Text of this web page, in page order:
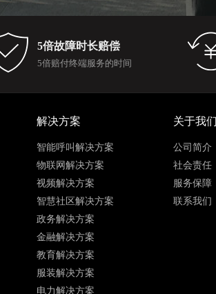
5倍故障时长赔偿
5倍赔付终端服务的时间
解决方案
智能呼叫解决方案
物联网解决方案
视频解决方案
智慧社区解决方案
政务解决方案
金融解决方案
教育解决方案
服装解决方案
电力解决方案
关于我们
公司简介
社会责任
服务保障
联系我们